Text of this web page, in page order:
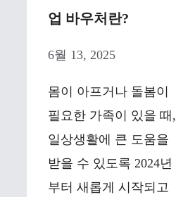
업 바우처란?
6월 13, 2025
몸이 아프거나 돌봄이
필요한 가족이 있을 때,
일상생활에 큰 도움을
받을 수 있도록 2024년
부터 새롭게 시작되고